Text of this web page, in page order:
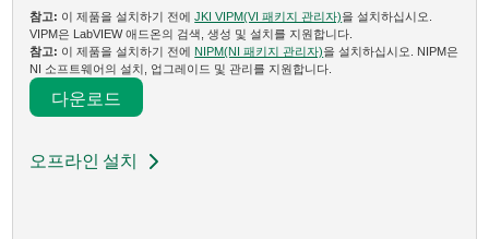
참고: 이 제품을 설치하기 전에JKI VIPM(VI 패키지 관리자)을 설치하십시오.
VIPM은 LabVIEW 애드온의 검색, 생성 및 설치를 지원합니다.
참고: 이 제품을 설치하기 전에 NIPM(NI 패키지 관리자)을 설치하십시오. NIPM은
NI 소프트웨어의 설치, 업그레이드 및 관리를 지원합니다.
다운로드​
오프라인 설치